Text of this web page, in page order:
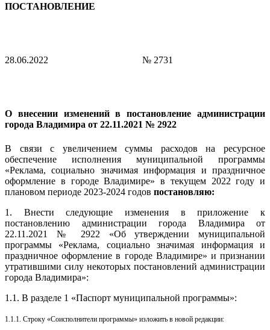
ПОСТАНОВЛЕНИЕ
28.06.2022 № 2731
О внесении изменений в постановление администрации
города Владимира от 22.11.2021 № 2922
В связи с увеличением суммы расходов на ресурсное
обеспечение исполнения муниципальной программы
«Реклама, социально значимая информация и праздничное
оформление в городе Владимире» в текущем 2022 году и
плановом периоде 2023-2024 годов постановляю:
1. Внести следующие изменения в приложение к
постановлению администрации города Владимира от
22.11.2021 № 2922 «Об утверждении муниципальной
программы «Реклама, социально значимая информация и
праздничное оформление в городе Владимире» и признании
утратившими силу некоторых постановлений администрации
города Владимира»:
1.1. В разделе 1 «Паспорт муниципальной программы»:
1.1.1. Строку «Соисполнители программы» изложить в новой редакции: